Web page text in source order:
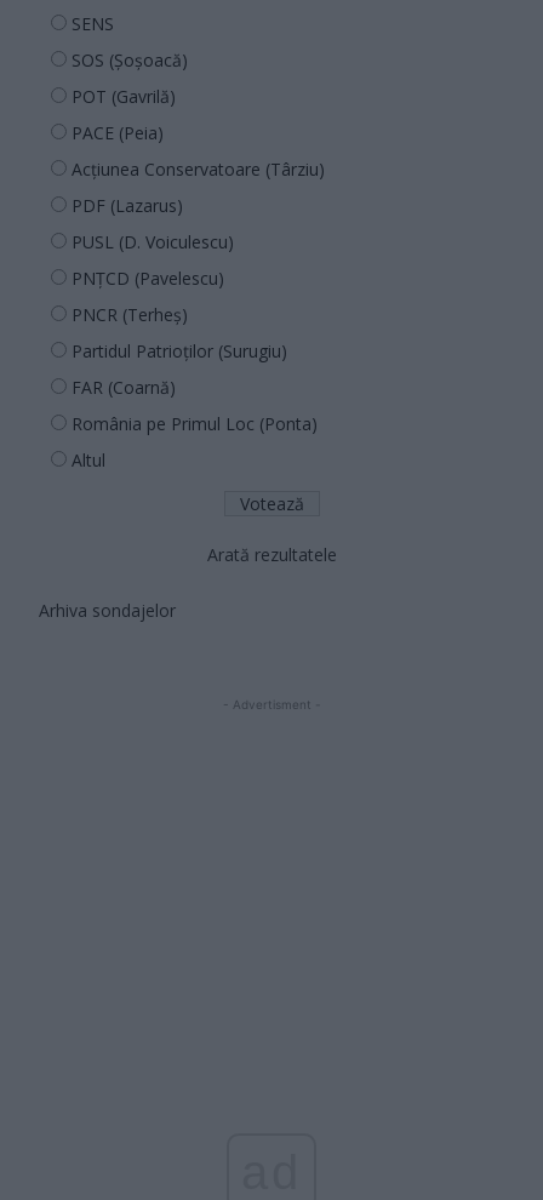
SENS
SOS (Șoșoacă)
POT (Gavrilă)
PACE (Peia)
Acțiunea Conservatoare (Târziu)
PDF (Lazarus)
PUSL (D. Voiculescu)
PNȚCD (Pavelescu)
PNCR (Terheș)
Partidul Patrioților (Surugiu)
FAR (Coarnă)
România pe Primul Loc (Ponta)
Altul
Arată rezultatele
Arhiva sondajelor
- Advertisment -